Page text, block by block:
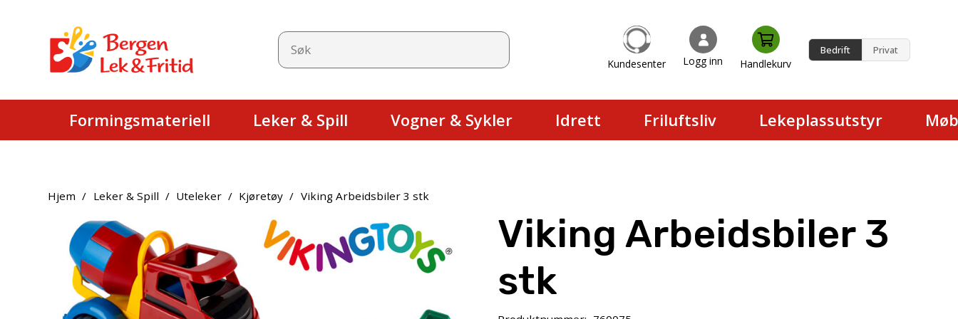
Kundesenter Logg inn Handlekurv
Bedrift Privat
Formingsmateriell Leker & Spill Vogner & Sykler Idrett Friluftsliv Lekeplassutstyr
Hjem / Leker & Spill / Uteleker / Kjøretøy / Viking Arbeidsbiler 3 stk
Viking Arbeidsbiler 3
stk